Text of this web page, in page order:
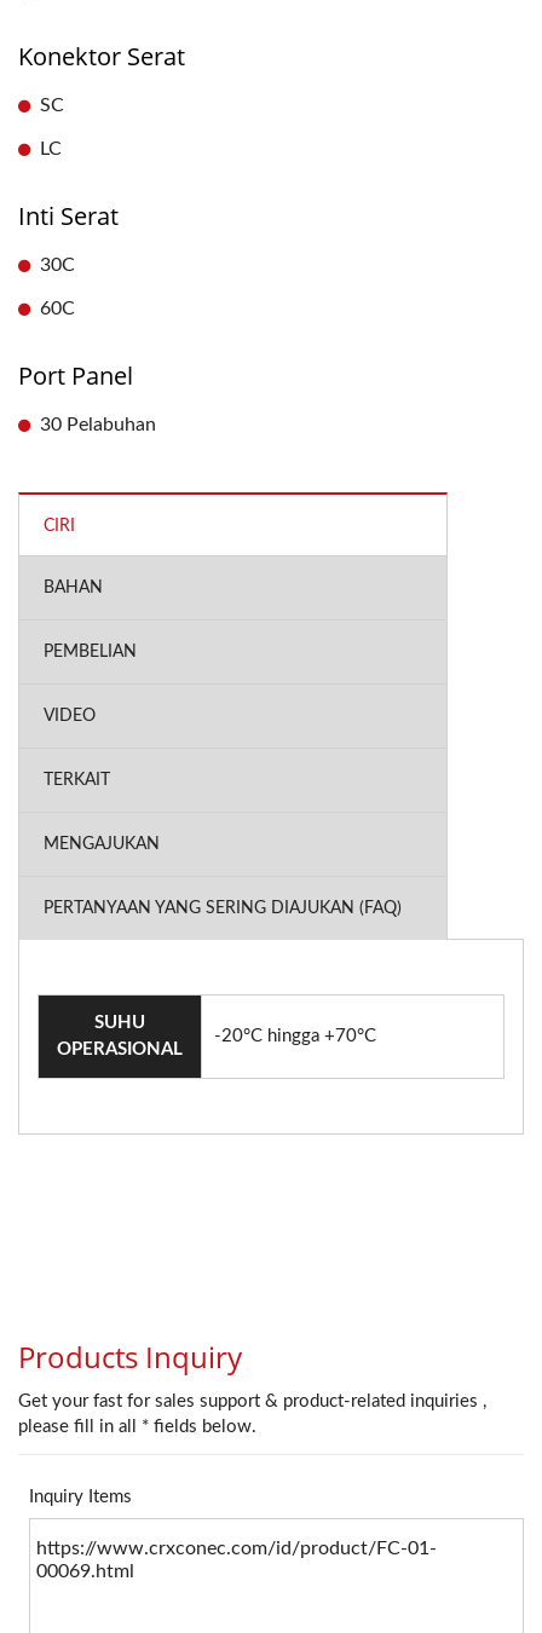
Konektor Serat
SC
LC
Inti Serat
30C
60C
Port Panel
30 Pelabuhan
CIRI
BAHAN
PEMBELIAN
VIDEO
TERKAIT
MENGAJUKAN
PERTANYAAN YANG SERING DIAJUKAN (FAQ)
SUHU
OPERASIONAL
-20°C hingga +70°C